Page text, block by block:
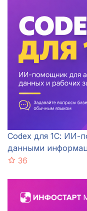
Codex для 1С: ИИ-
данными
36